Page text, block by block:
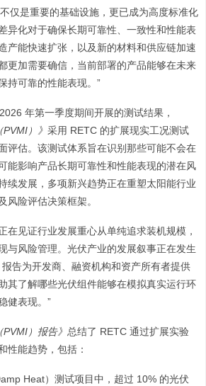
仅是重要的基础设施，更已成为高度标准化
异化对于确保长期可靠性、一致性和性能表
产能快速扩张，以及新的材料和供应链加速
更加需要确信，当前部署的产品能够在未来
持可靠的性能表现。”
年第一季度期间开展的测试结果，
）》 采用 RETC 的扩展现实工况测试
评估。该测试体系旨在识别那些可能不会在
能影响产品长期可靠性和性能表现的潜在风
续发展，多项新兴趋势正在重塑太阳能行业
风险评估决策框架。
在见证行业发展重心从单纯追求装机规模，
与风险管理。光伏产业的发展叙事正在发生
报告为开发商、融资机构和资产所有者提供
其了解哪些光伏组件能够在模拟真实运行环
健表现。”
）报告》 总结了 RETC 通过扩展实验
性能趋势，包括：
Heat）测试项目中，超过 10% 的光伏